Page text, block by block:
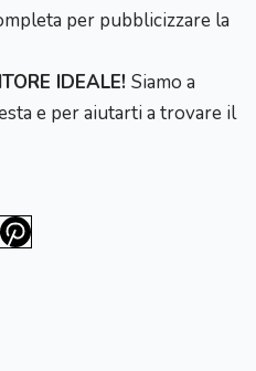
per pubblicizzare la
IDEALE! Siamo a
e per aiutarti a trovare il